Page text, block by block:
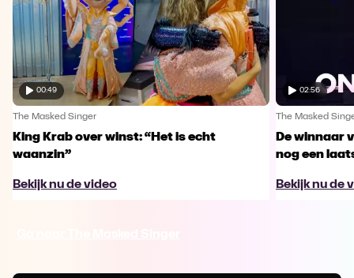
00:49
The Masked Singer
King Krab over winst: “Het is echt
waanzin”
Bekijk nu de video
02:56
The Masked
De winnaar
nog een
Bekijk nu de